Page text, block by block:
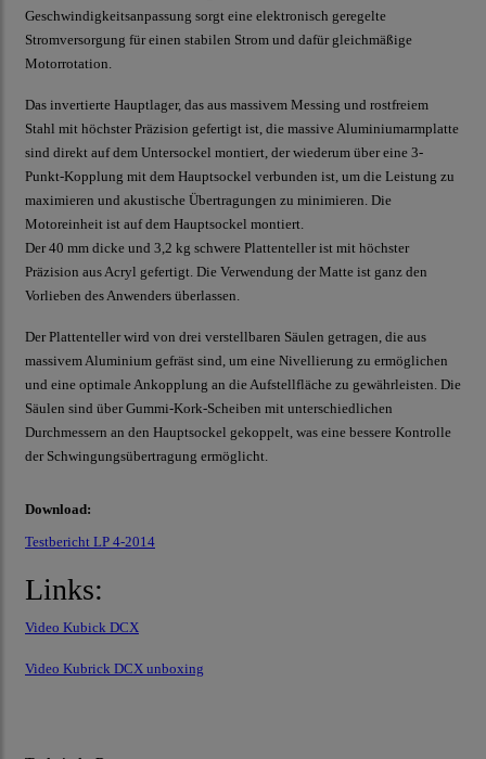
Geschwindigkeitsanpassung sorgt eine elektronisch geregelte
Stromversorgung für einen stabilen Strom und dafür gleichmäßige
Motorrotation.
Das invertierte Hauptlager, das aus massivem Messing und rostfreiem
Stahl mit höchster Präzision gefertigt ist, die massive Aluminiumarmplatte
sind direkt auf dem Untersockel montiert, der wiederum über eine 3-
Punkt-Kopplung mit dem Hauptsockel verbunden ist, um die Leistung zu
maximieren und akustische Übertragungen zu minimieren. Die
Motoreinheit ist auf dem Hauptsockel montiert.
Der 40 mm dicke und 3,2 kg schwere Plattenteller ist mit höchster
Präzision aus Acryl gefertigt. Die Verwendung der Matte ist ganz den
Vorlieben des Anwenders überlassen.
Der Plattenteller wird von drei verstellbaren Säulen getragen, die aus
massivem Aluminium gefräst sind, um eine Nivellierung zu ermöglichen
und eine optimale Ankopplung an die Aufstellfläche zu gewährleisten. Die
Säulen sind über Gummi-Kork-Scheiben mit unterschiedlichen
Durchmessern an den Hauptsockel gekoppelt, was eine bessere Kontrolle
der Schwingungsübertragung ermöglicht.
Download:
Testbericht LP 4-2014
Links:
Video Kubick DCX
Video Kubrick DCX unboxing